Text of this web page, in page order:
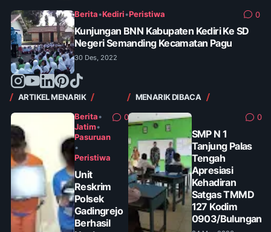
Berita•Kediri•Peristiwa 0
Kunjungan BNN Kabupaten Kediri Ke SD
Negeri Semanding Kecamatan Pagu
30 Des, 2022
ARTIKEL MENARIK
Berita•
Jatim•
Pasuruan
•
Peristiwa
0
Unit
Reskrim
Polsek
Gadingrejo
Berhasil
MENARIK DIBACA
0
SMP N 1
Tanjung Palas
Tengah
Apresiasi
Kehadiran
Satgas TMMD
127 Kodim
0903/Bulungan